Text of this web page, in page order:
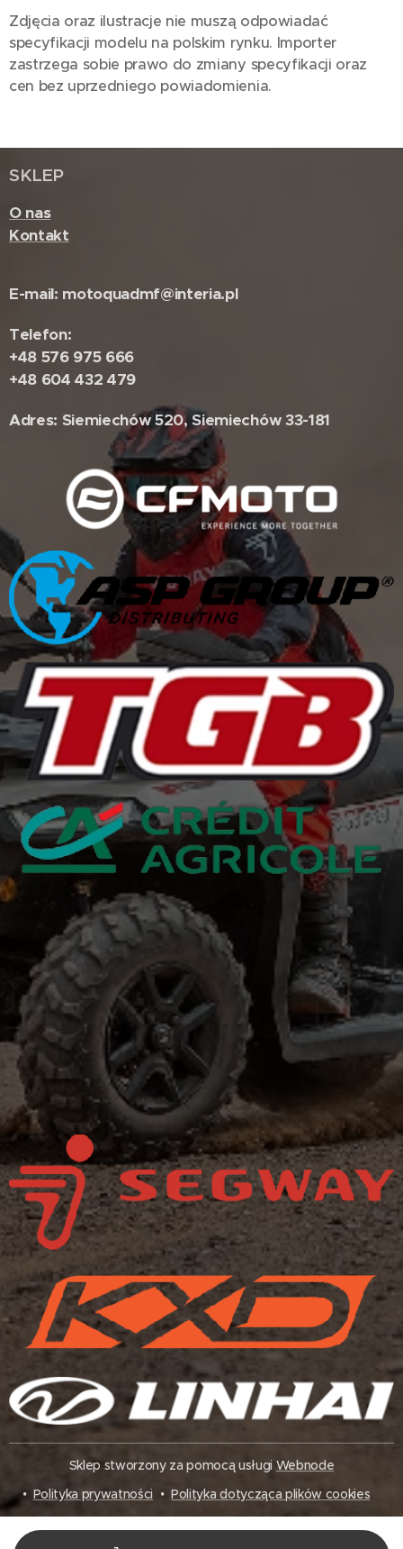
Zdjęcia oraz ilustracje nie muszą odpowiadać
specyfikacji modelu na polskim rynku. Importer
zastrzega sobie prawo do zmiany specyfikacji oraz
cen bez uprzedniego powiadomienia.
SKLEP
O nas
Kontakt
E-mail: motoquadmf@interia.pl
Telefon:
+48 576 975 666
+48 604 432 479
Adres: Siemiechów 520, Siemiechów 33-181
Sklep stworzony za pomocą usługi Webnode
Polityka prywatności
Polityka dotycząca plików cookies